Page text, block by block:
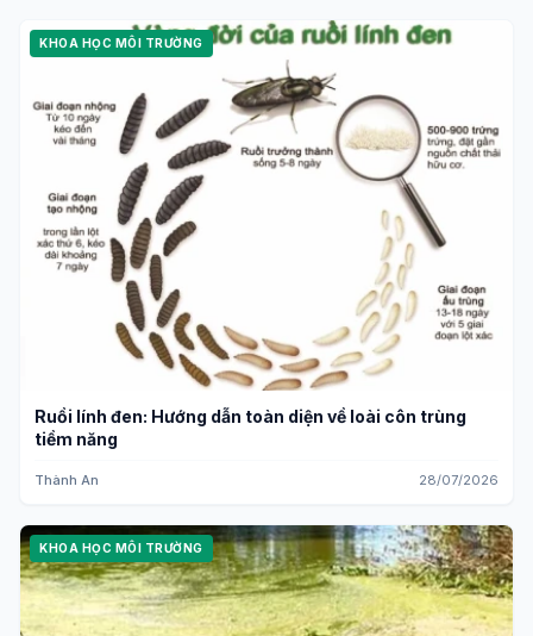
KHOA HỌC MÔI TRƯỜNG
Ruồi lính đen: Hướng dẫn toàn diện về loài côn trùng
tiềm năng
Thành An 28/07/2026
KHOA HỌC MÔI TRƯỜNG